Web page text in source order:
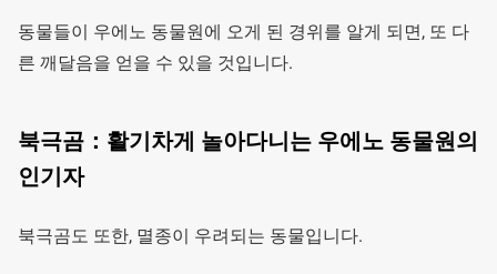
동물들이 우에노 동물원에 오게 된 경위를 알게 되면, 또 다
른 깨달음을 얻을 수 있을 것입니다.
북극곰：활기차게 놀아다니는 우에노 동물원의
인기자
북극곰도 또한, 멸종이 우려되는 동물입니다.